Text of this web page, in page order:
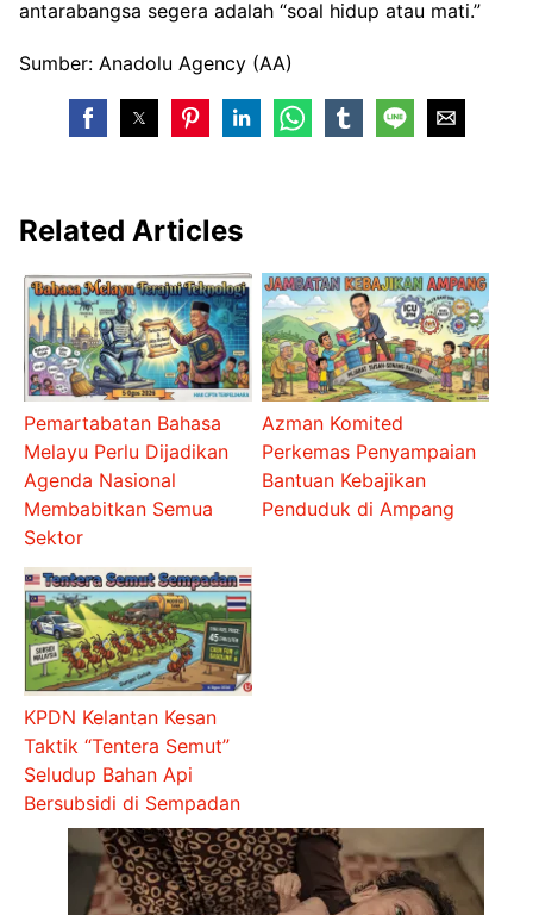
antarabangsa segera adalah “soal hidup atau mati.”
Sumber: Anadolu Agency (AA)
Related Articles
Pemartabatan Bahasa
Melayu Perlu Dijadikan
Agenda Nasional
Membabitkan Semua
Sektor
Azman Komited
Perkemas Penyampaian
Bantuan Kebajikan
Penduduk di Ampang
KPDN Kelantan Kesan
Taktik “Tentera Semut”
Seludup Bahan Api
Bersubsidi di Sempadan